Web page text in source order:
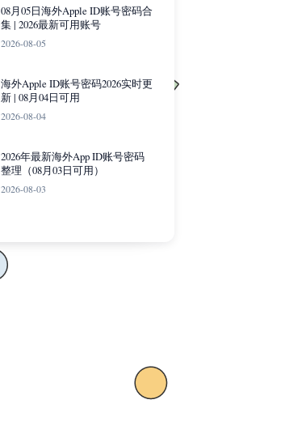
08月05日海外Apple ID账号密码合
集 | 2026最新可用账号
2026-08-05
海外Apple ID账号密码2026实时更
新 | 08月04日可用
2026-08-04
2026年最新海外App ID账号密码
整理（08月03日可用）
2026-08-03